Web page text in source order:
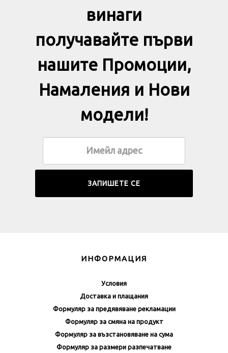
винаги
получавайте първи
нашите Промоции,
Намаления и Нови
модели!
ИНФОРМАЦИЯ
Условия
Доставка и плащания
Формуляр за предявяване рекламации
Формуляр за смяна на продукт
Формуляр за възстановяване на сума
Формуляр за размери разпечатване